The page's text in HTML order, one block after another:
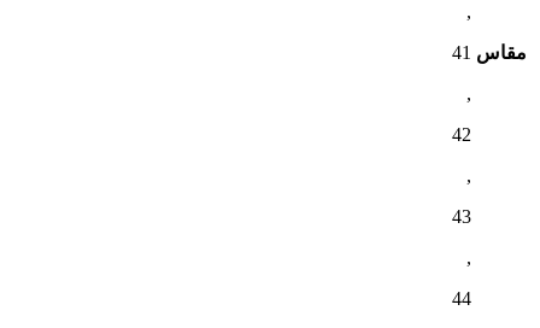
مقاس
,
41
,
42
,
43
,
44